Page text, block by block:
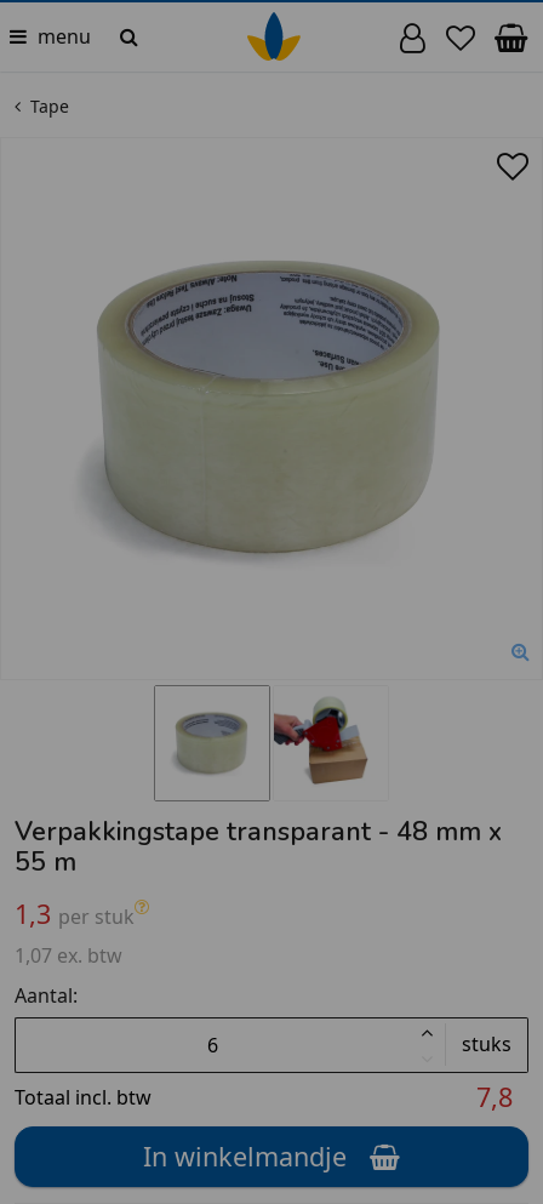
menu
Tape
Verpakkingstape transparant - 48 mm x
55 m
1,3 per stuk
1,07 ex. btw
Aantal:
stuks
Totaal incl. btw
7,8
In winkelmandje